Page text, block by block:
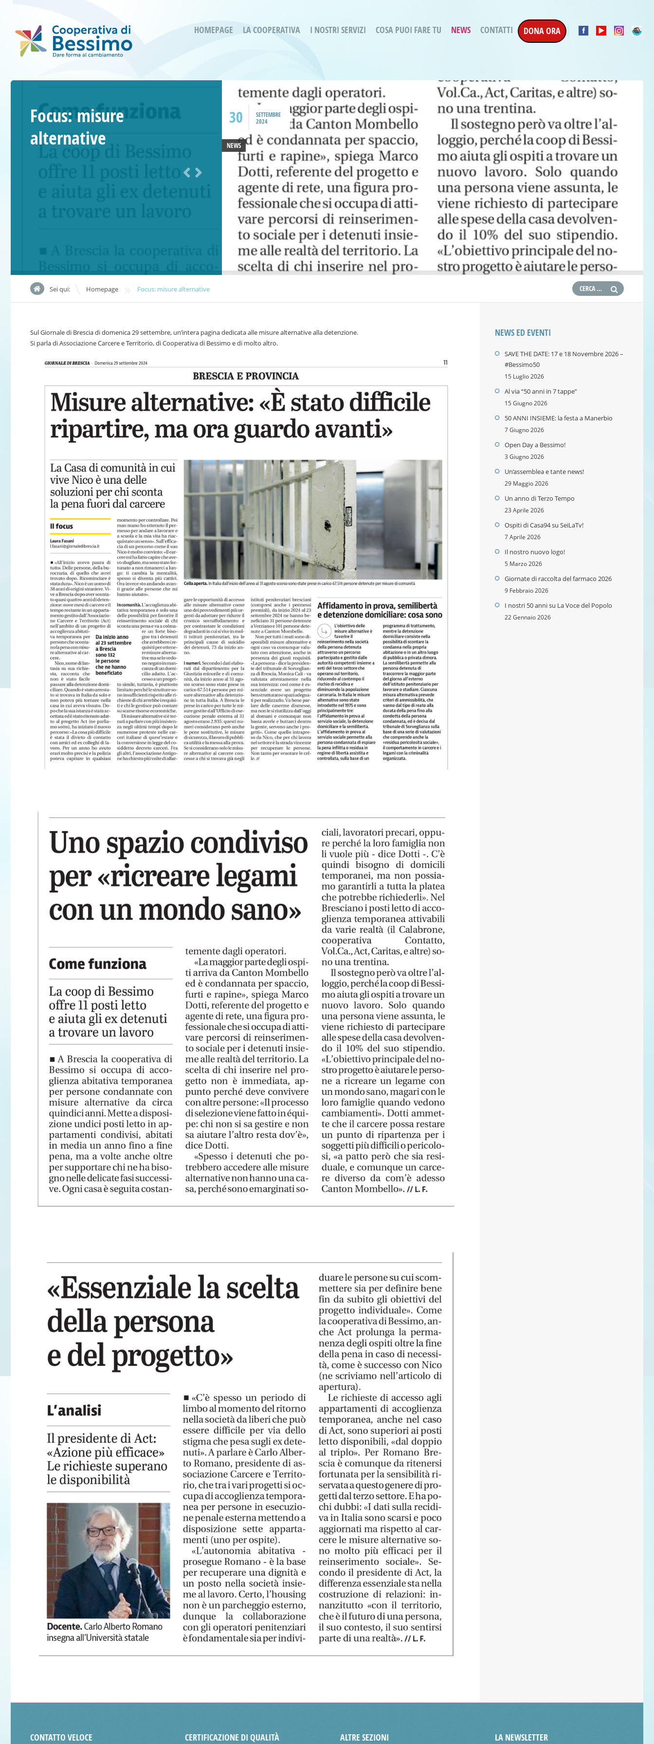
HOMEPAGE LA COOPERATIVA I NOSTRI SERVIZI
Bessimo Due
Servizio Fantasina:
Regina di Cuori
Servizi di Inclusione Sociale
SMI Gli Acrobati – Lallio
Housing Sociale
ergoterapica
Oltre la Terapia
Progetti in corso
Progetti conclusi
COSA PUOI FARE TU NEWS CONTATTI DONA ORA
30
SETTEMBRE
2024
Focus: misure
alternative
NEWS
Sei qui: Homepage » Focus: misure alternative
Sul Giornale di Brescia di domenica 29 settembre, un’intera pagina dedicata alle misure alternative alla detenzione.
Si parla di Associazione Carcere e Territorio, di Cooperativa di Bessimo e di molto altro.
NEWS ED EVENTI
SAVE THE DATE: 17 e 18 Novembre 2026 –
#Bessimo50
15 Luglio 2026
Al via “50 anni in 7 tappe”
15 Giugno 2026
50 ANNI INSIEME: la festa a Manerbio
7 Giugno 2026
Open Day a Bessimo!
3 Giugno 2026
Un’assemblea e tante news!
29 Maggio 2026
Un anno di Terzo Tempo
23 Aprile 2026
Ospiti di Casa94 su SeiLaTv!
7 Aprile 2026
Il nostro nuovo logo!
5 Marzo 2026
Giornate di raccolta del farmaco 2026
9 Febbraio 2026
I nostri 50 anni su La Voce del Popolo
22 Gennaio 2026
CONTATTO VELOCE CERTIFICAZIONE DI QUALITÀ ALTRE SEZIONI LA NEWSLETTER